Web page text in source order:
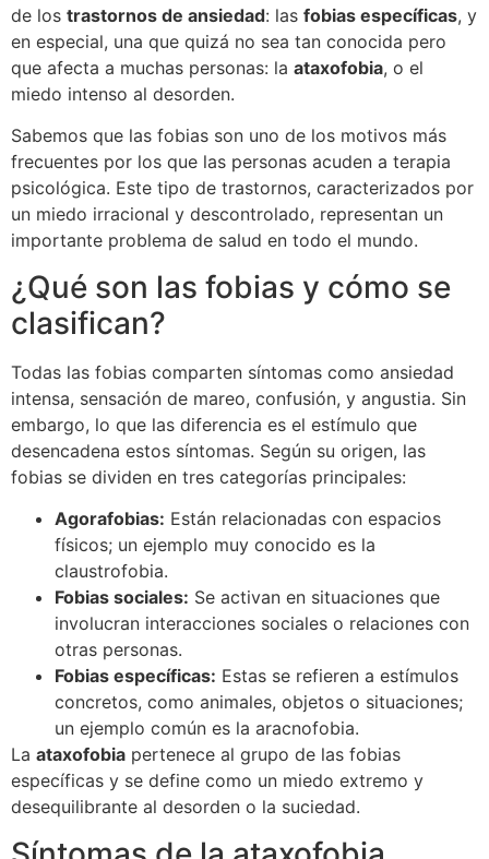
de los trastornos de ansiedad: las fobias específicas, y
en especial, una que quizá no sea tan conocida pero
que afecta a muchas personas: la ataxofobia, o el
miedo intenso al desorden.
Sabemos que las fobias son uno de los motivos más
frecuentes por los que las personas acuden a terapia
psicológica. Este tipo de trastornos, caracterizados por
un miedo irracional y descontrolado, representan un
importante problema de salud en todo el mundo.
¿Qué son las fobias y cómo se
clasifican?
Todas las fobias comparten síntomas como ansiedad
intensa, sensación de mareo, confusión, y angustia. Sin
embargo, lo que las diferencia es el estímulo que
desencadena estos síntomas. Según su origen, las
fobias se dividen en tres categorías principales:
Agorafobias: Están relacionadas con espacios
físicos; un ejemplo muy conocido es la
claustrofobia.
Fobias sociales: Se activan en situaciones que
involucran interacciones sociales o relaciones con
otras personas.
Fobias específicas: Estas se refieren a estímulos
concretos, como animales, objetos o situaciones;
un ejemplo común es la aracnofobia.
La ataxofobia pertenece al grupo de las fobias
específicas y se define como un miedo extremo y
desequilibrante al desorden o la suciedad.